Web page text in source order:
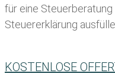
für eine
Steuererklärung
KOSTENLOSE